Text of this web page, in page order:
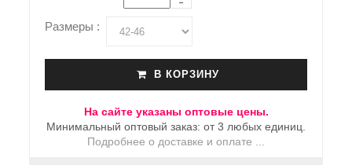
Размеры :
В КОРЗИНУ
На сайте указаны оптовые цены.
Минимальный оптовый заказ: от 3 любых единиц.
Подробнее о доставке и оплате ...